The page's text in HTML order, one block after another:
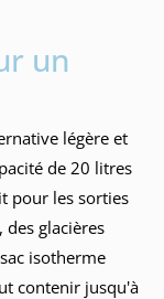
un
légère et
de 20 litres
pour les sorties
glacières
isotherme
contenir jusqu'à